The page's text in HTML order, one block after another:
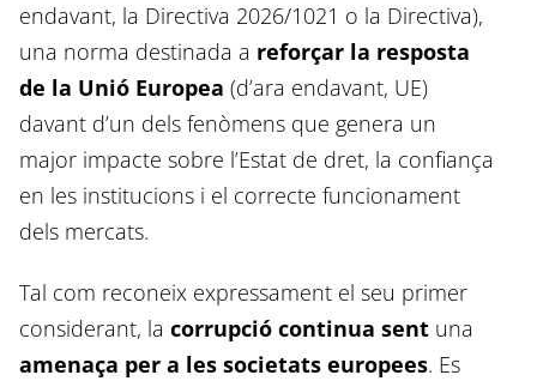
endavant, la Directiva 2026/1021 o la Directiva),
una norma destinada a reforçar la resposta
de la Unió Europea (d’ara endavant, UE)
davant d’un dels fenòmens que genera un
major impacte sobre l’Estat de dret, la confiança
en les institucions i el correcte funcionament
dels mercats.
Tal com reconeix expressament el seu primer
considerant, la corrupció continua sent una
amenaça per a les societats europees. Es